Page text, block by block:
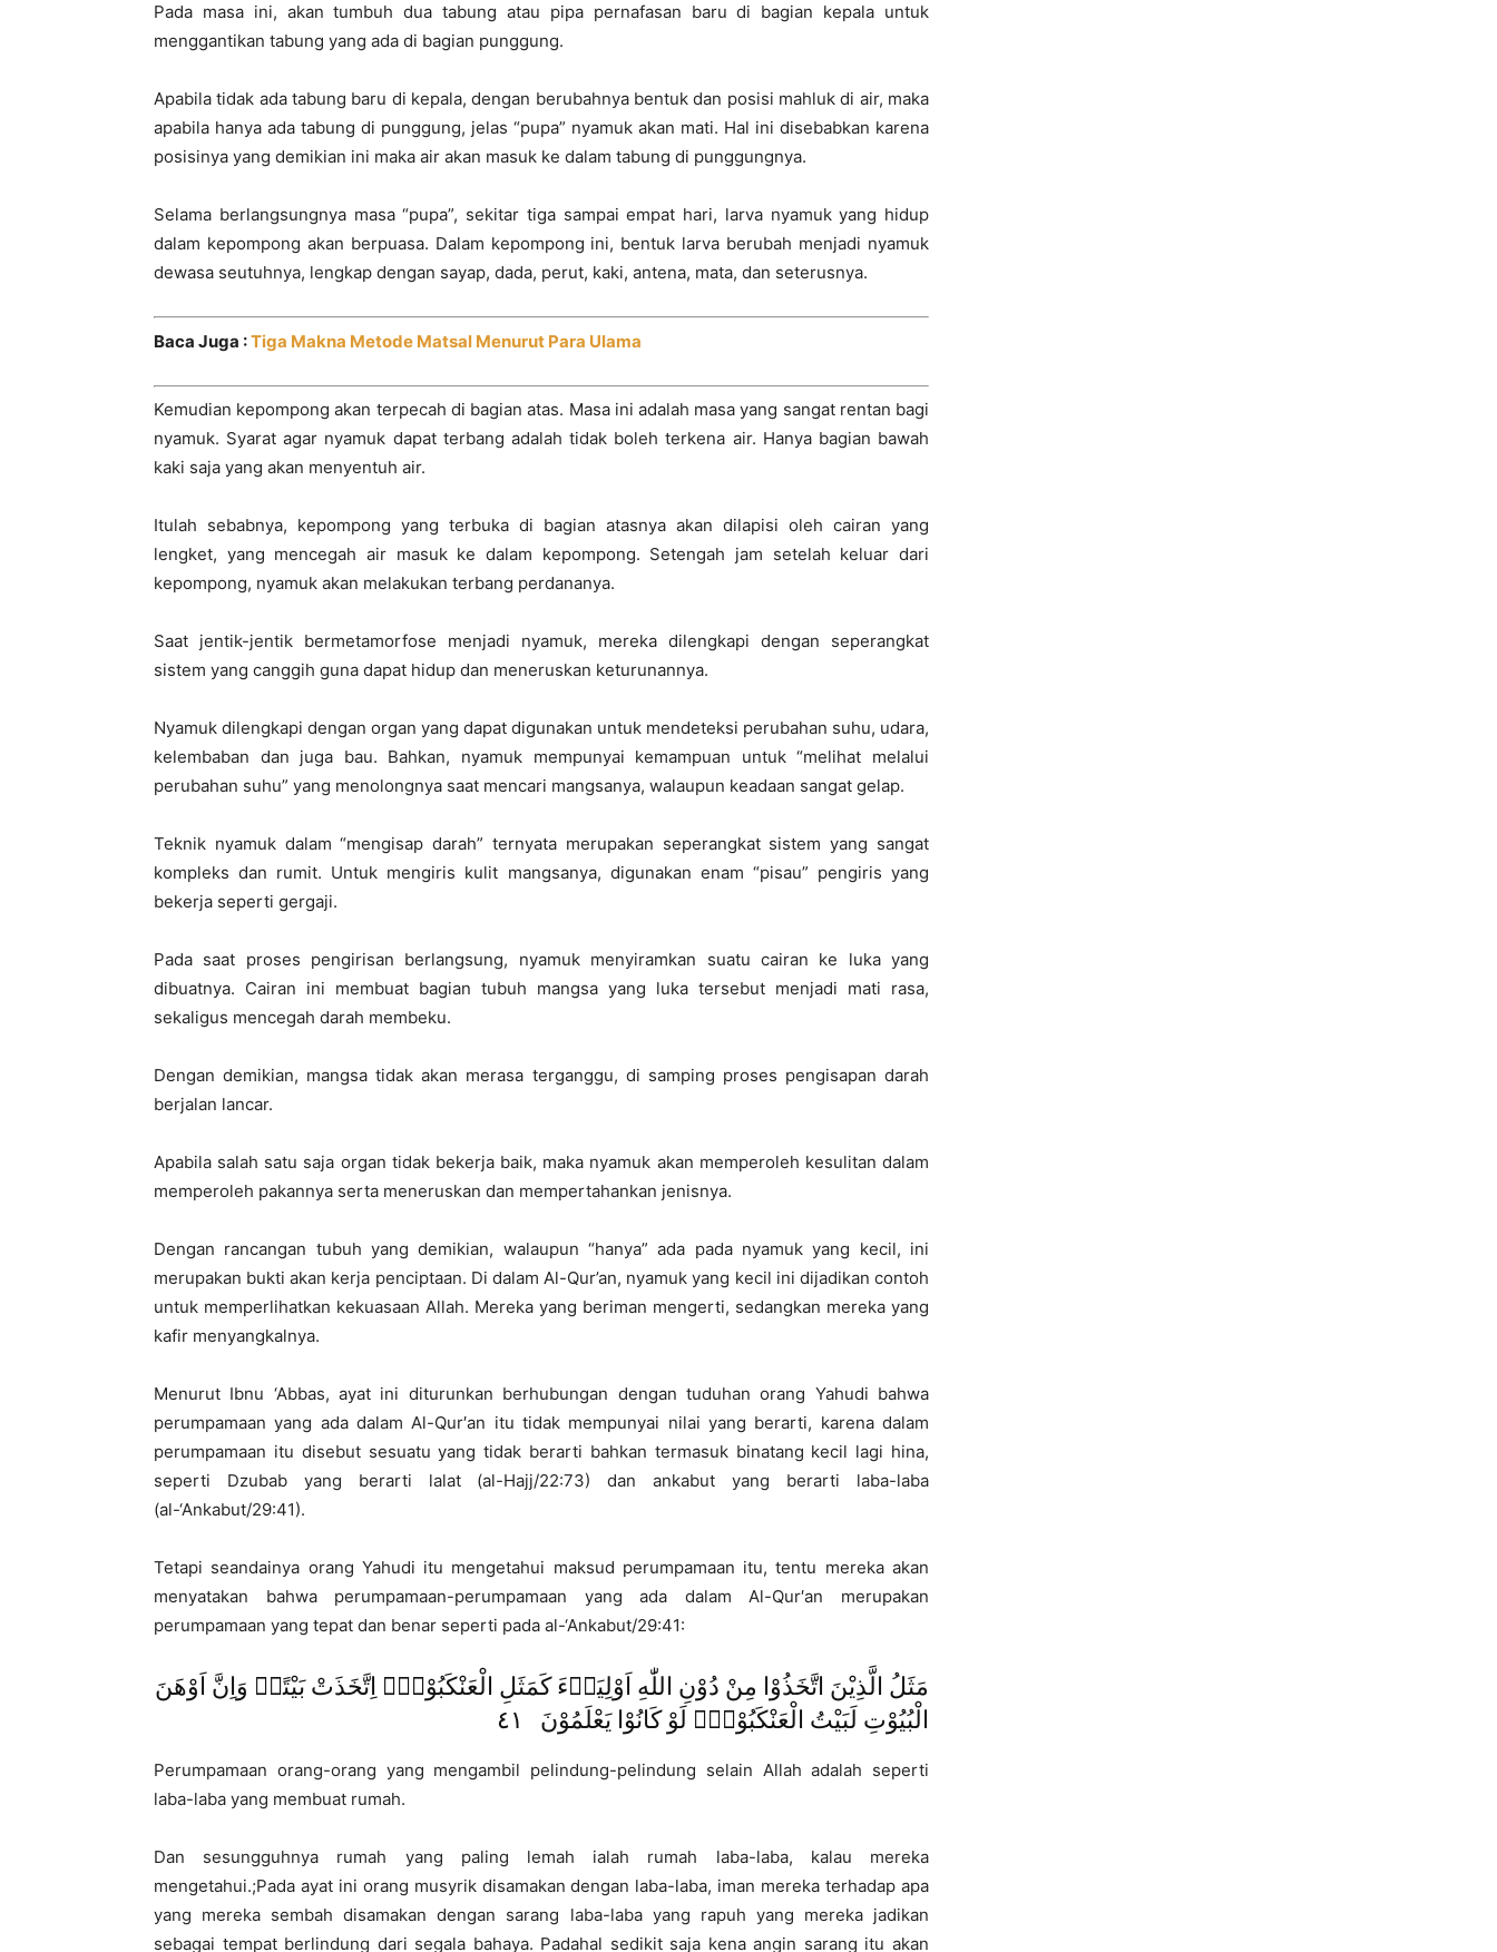
Pada masa ini, akan tumbuh dua tabung atau pipa pernafasan baru di bagian kepala untuk
menggantikan tabung yang ada di bagian punggung.
Apabila tidak ada tabung baru di kepala, dengan berubahnya bentuk dan posisi mahluk di air, maka
apabila hanya ada tabung di punggung, jelas “pupa” nyamuk akan mati. Hal ini disebabkan karena
posisinya yang demikian ini maka air akan masuk ke dalam tabung di punggungnya.
Selama berlangsungnya masa “pupa”, sekitar tiga sampai empat hari, larva nyamuk yang hidup
dalam kepompong akan berpuasa. Dalam kepompong ini, bentuk larva berubah menjadi nyamuk
dewasa seutuhnya, lengkap dengan sayap, dada, perut, kaki, antena, mata, dan seterusnya.
Baca Juga :Tiga Makna Metode Matsal Menurut Para Ulama
Kemudian kepompong akan terpecah di bagian atas. Masa ini adalah masa yang sangat rentan bagi
nyamuk. Syarat agar nyamuk dapat terbang adalah tidak boleh terkena air. Hanya bagian bawah
kaki saja yang akan menyentuh air.
Itulah sebabnya, kepompong yang terbuka di bagian atasnya akan dilapisi oleh cairan yang
lengket, yang mencegah air masuk ke dalam kepompong. Setengah jam setelah keluar dari
kepompong, nyamuk akan melakukan terbang perdananya.
Saat jentik-jentik bermetamorfose menjadi nyamuk, mereka dilengkapi dengan seperangkat
sistem yang canggih guna dapat hidup dan meneruskan keturunannya.
Nyamuk dilengkapi dengan organ yang dapat digunakan untuk mendeteksi perubahan suhu, udara,
kelembaban dan juga bau. Bahkan, nyamuk mempunyai kemampuan untuk “melihat melalui
perubahan suhu” yang menolongnya saat mencari mangsanya, walaupun keadaan sangat gelap.
Teknik nyamuk dalam “mengisap darah” ternyata merupakan seperangkat sistem yang sangat
kompleks dan rumit. Untuk mengiris kulit mangsanya, digunakan enam “pisau” pengiris yang
bekerja seperti gergaji.
Pada saat proses pengirisan berlangsung, nyamuk menyiramkan suatu cairan ke luka yang
dibuatnya. Cairan ini membuat bagian tubuh mangsa yang luka tersebut menjadi mati rasa,
sekaligus mencegah darah membeku.
Dengan demikian, mangsa tidak akan merasa terganggu, di samping proses pengisapan darah
berjalan lancar.
Apabila salah satu saja organ tidak bekerja baik, maka nyamuk akan memperoleh kesulitan dalam
memperoleh pakannya serta meneruskan dan mempertahankan jenisnya.
Dengan rancangan tubuh yang demikian, walaupun “hanya” ada pada nyamuk yang kecil, ini
merupakan bukti akan kerja penciptaan. Di dalam Al-Qur’an, nyamuk yang kecil ini dijadikan contoh
untuk memperlihatkan kekuasaan Allah. Mereka yang beriman mengerti, sedangkan mereka yang
kafir menyangkalnya.
Menurut Ibnu ‘Abbas, ayat ini diturunkan berhubungan dengan tuduhan orang Yahudi bahwa
perumpamaan yang ada dalam Al-Qur′an itu tidak mempunyai nilai yang berarti, karena dalam
perumpamaan itu disebut sesuatu yang tidak berarti bahkan termasuk binatang kecil lagi hina,
seperti Dzubab yang berarti lalat (al-Hajj/22:73) dan ankabut yang berarti laba-laba
(al-‘Ankabut/29:41).
Tetapi seandainya orang Yahudi itu mengetahui maksud perumpamaan itu, tentu mereka akan
menyatakan bahwa perumpamaan-perumpamaan yang ada dalam Al-Qur′an merupakan
perumpamaan yang tepat dan benar seperti pada al-‘Ankabut/29:41:
مَثَلُ الَّذِيْنَ اتَّخَذُوْا مِنْ دُوْنِ اللّٰهِ اَوْلِيَاۤءَ كَمَثَلِ الْعَنْكَبُوْتِۚ اِتَّخَذَتْ بَيْتًاۗ وَاِنَّ اَوْهَنَ
الْبُيُوْتِ لَبَيْتُ الْعَنْكَبُوْتِۘ لَوْ كَانُوْا يَعْلَمُوْنَ ٤١
Perumpamaan orang-orang yang mengambil pelindung-pelindung selain Allah adalah seperti
laba-laba yang membuat rumah.
Dan sesungguhnya rumah yang paling lemah ialah rumah laba-laba, kalau mereka
mengetahui.;Pada ayat ini orang musyrik disamakan dengan laba-laba, iman mereka terhadap apa
yang mereka sembah disamakan dengan sarang laba-laba yang rapuh yang mereka jadikan
sebagai tempat berlindung dari segala bahaya. Padahal sedikit saja kena angin sarang itu akan